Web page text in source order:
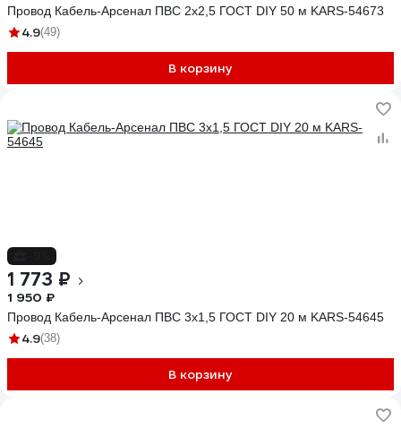
Провод Кабель-Арсенал ПВС 2x2,5 ГОСТ DIY 50 м KARS-54673
4.9(49)
В корзину
1 773 ₽
1 950 ₽
Провод Кабель-Арсенал ПВС 3x1,5 ГОСТ DIY 20 м KARS-54645
4.9(38)
В корзину